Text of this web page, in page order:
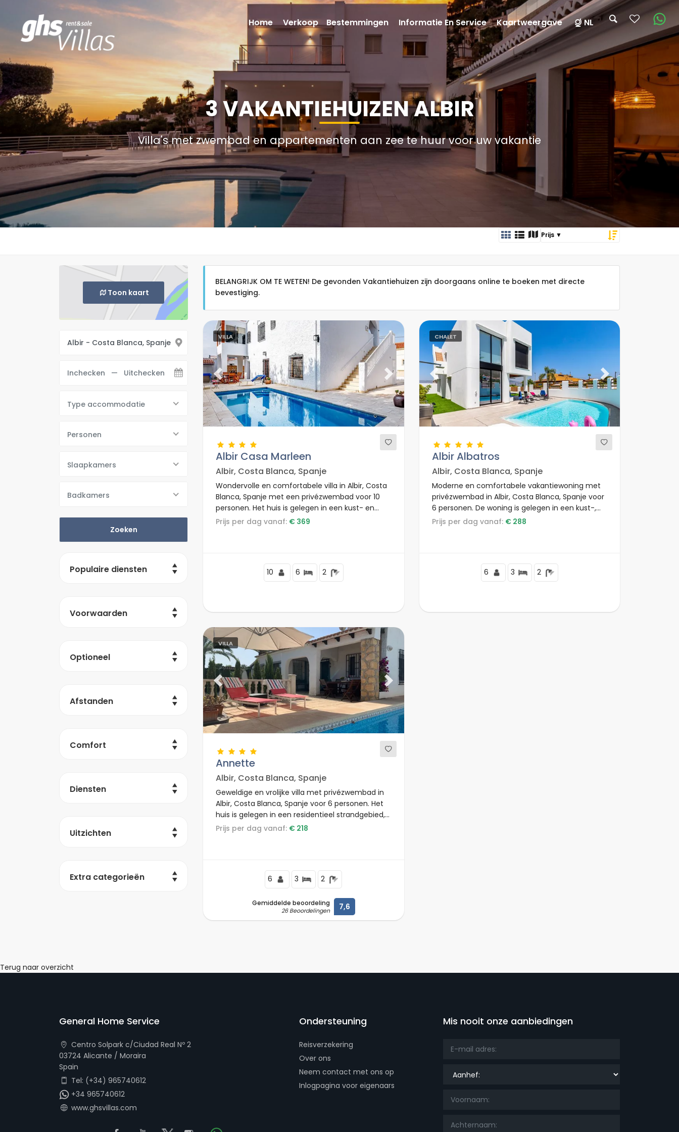
3 VAKANTIEHUIZEN ALBIR
Villa's met zwembad en appartementen aan zee te huur voor uw vakantie
Toon kaart
Type accommodatie
Personen
Slaapkamers
Badkamers
Populaire diensten
Voorwaarden
Optioneel
Afstanden
Comfort
Diensten
Uitzichten
Extra categorieën
BELANGRIJK OM TE WETEN! De gevonden Vakantiehuizen zijn doorgaans online te boeken met directe
bevestiging.
VILLA
Previous Next
Albir Casa Marleen
Albir, Costa Blanca, Spanje
Wondervolle en comfortabele villa in Albir, Costa
Blanca, Spanje met een privézwembad voor 10
personen. Het huis is gelegen in een kust- en
stedelijk gebied, dicht bij restaurants en cafés,
Prijs per dag vanaf: € 369
10 6 2
CHALET
Previous Next
Albir Albatros
Albir, Costa Blanca, Spanje
Moderne en comfortabele vakantiewoning met
privézwembad in Albir, Costa Blanca, Spanje voor
6 personen. De woning is gelegen in een kust-,
heuvelachtig en stedelijk gebied en ligt op 2 km
Prijs per dag vanaf: € 288
6 3 2
VILLA
Previous Next
Annette
Albir, Costa Blanca, Spanje
Geweldige en vrolijke villa met privézwembad in
Albir, Costa Blanca, Spanje voor 6 personen. Het
huis is gelegen in een residentieel strandgebied,
dicht bij restaurants en bars, winkels en
Prijs per dag vanaf: € 218
6 3 2
Gemiddelde beoordeling
26 Beoordelingen 7,6
Terug naar overzicht
General Home Service
Centro Solpark c/Ciudad Real Nº 2
03724 Alicante / Moraira
Spain
Tel: (+34) 965740612
+34 965740612
www.ghsvillas.com
Ondersteuning
Reisverzekering
Over ons
Neem contact met ons op
Inlogpagina voor eigenaars
Mis nooit onze aanbiedingen
Aanhef:
Home Verkoop Bestemmingen Informatie En Service Kaartweergave NL